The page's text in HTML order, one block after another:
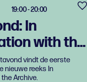
In
with the
19:00 - 20:00
vindt de eerste
nieuwe reeks In
Archive.